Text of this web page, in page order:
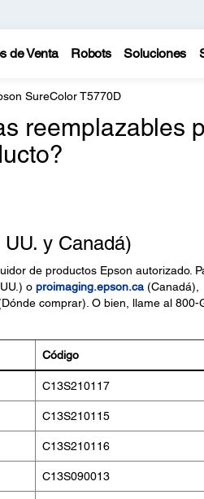
de Venta Robots Soluciones
SureColor T5770D
reemplazables
y Canadá)
de productos Epson autorizado.
o proimaging.epson.ca(Canadá),
comprar). O bien, llame al 800-
Código
C13S210117
C13S210115
C13S210116
C13S090013